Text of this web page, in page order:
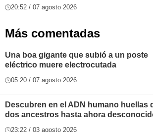
20:52 / 07 agosto 2026
Más comentadas
Una boa gigante que subió a un poste
eléctrico muere electrocutada
05:20 / 07 agosto 2026
Descubren en el ADN humano huellas
dos ancestros hasta ahora
23:22 / 03 agosto 2026